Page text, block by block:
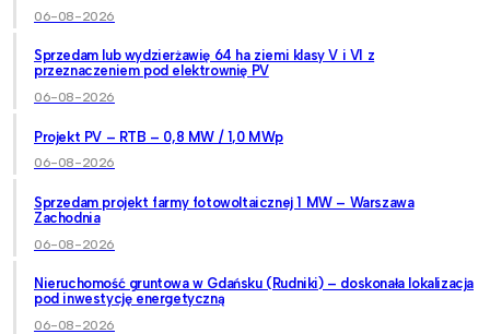
06-08-2026
Sprzedam lub wydzierżawię 64 ha ziemi klasy V i VI z
przeznaczeniem pod elektrownię PV
06-08-2026
Projekt PV – RTB – 0,8 MW / 1,0 MWp
06-08-2026
Sprzedam projekt farmy fotowoltaicznej 1 MW – Warszawa
Zachodnia
06-08-2026
Nieruchomość gruntowa w Gdańsku (Rudniki) – doskonała lokalizacja
pod inwestycję energetyczną
06-08-2026